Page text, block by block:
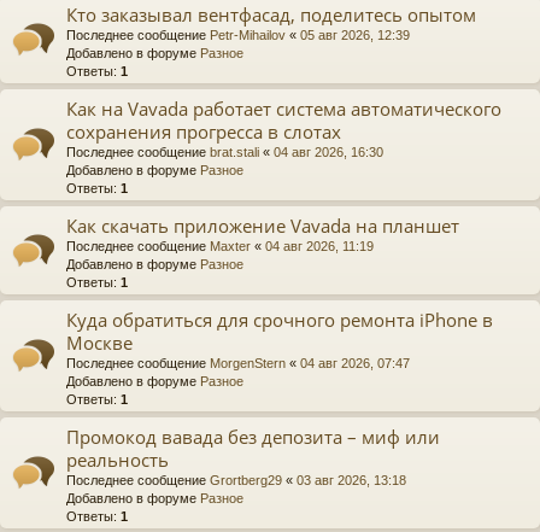
Кто заказывал вентфасад, поделитесь опытом
Последнее сообщение Petr-Mihailov « 05 авг 2026, 12:39
Добавлено в форуме Разное
Ответы: 1
Как на Vavada работает система автоматического
сохранения прогресса в слотах
Последнее сообщение brat.stali « 04 авг 2026, 16:30
Добавлено в форуме Разное
Ответы: 1
Как скачать приложение Vavada на планшет
Последнее сообщение Maxter « 04 авг 2026, 11:19
Добавлено в форуме Разное
Ответы: 1
Куда обратиться для срочного ремонта iPhone в
Москве
Последнее сообщение MorgenStern « 04 авг 2026, 07:47
Добавлено в форуме Разное
Ответы: 1
Промокод вавада без депозита – миф или
реальность
Последнее сообщение Grortberg29 « 03 авг 2026, 13:18
Добавлено в форуме Разное
Ответы: 1